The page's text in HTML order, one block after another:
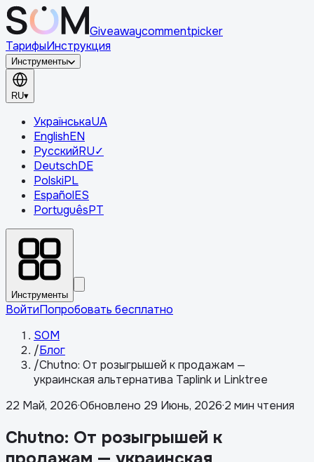
Giveawaycommentpicker
ТарифыИнструкция
Инструменты
RU▾
УкраїнськаUA
EnglishEN
РусскийRU✓
DeutschDE
PolskiPL
EspañolES
PortuguêsPT
Инструменты
ВойтиПопробовать бесплатно
SOM
/Блог
/Chutno: От розыгрышей к продажам —
украинская альтернатива Taplink и Linktree
22 Май, 2026·Обновлено 29 Июнь, 2026·2 мин чтения
Chutno: От розыгрышей к